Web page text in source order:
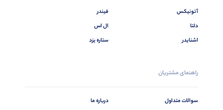
آتونیکس
دلتا
اشنایدر
فیندر
ال اس
ستاره یزد
راهنمای مشتریان
سوالات متداول
درباره ما